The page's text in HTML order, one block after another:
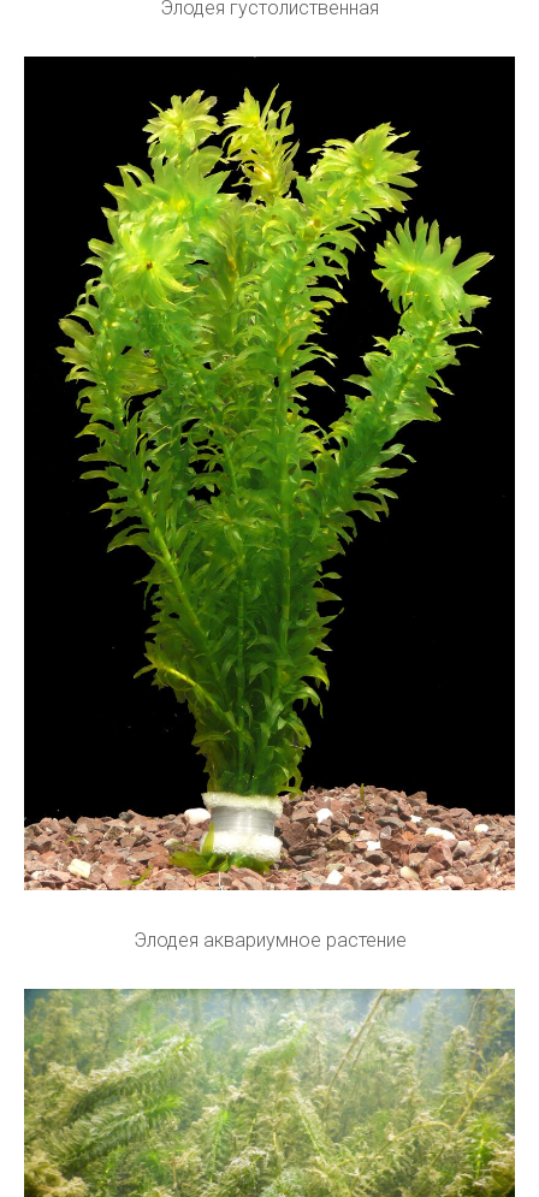
Элодея густолиственная
Элодея аквариумное растение